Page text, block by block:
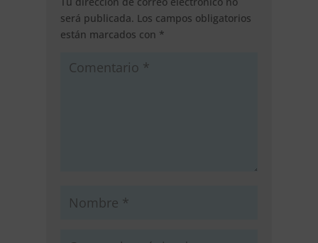
será publicada. Los campos obligatorios
están marcados con *